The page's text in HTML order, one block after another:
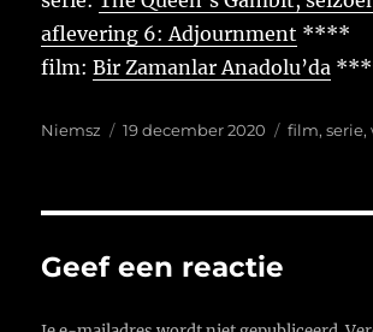
aflevering 6: Adjournment ****
film:Bir Zamanlar Anadolu’da
Auteur
Niemsz
Geplaatst
19 december 2020 Tags
film,serie,
Geef een reactie